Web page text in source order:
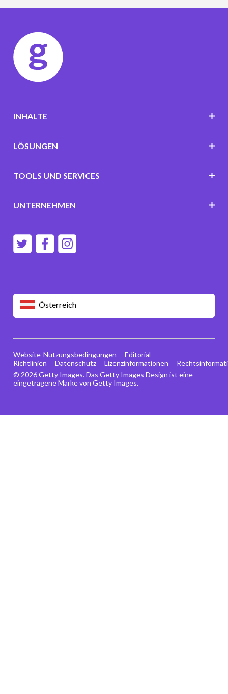
Österreich
INHALTE
LÖSUNGEN
TOOLS UND SERVICES
UNTERNEHMEN
© 2026 Getty Images. Das Getty Images Design ist eine
eingetragene Marke von Getty Images.
Website-Nutzungsbedingungen
Editorial-
Richtlinien
Datenschutz Lizenzinformationen